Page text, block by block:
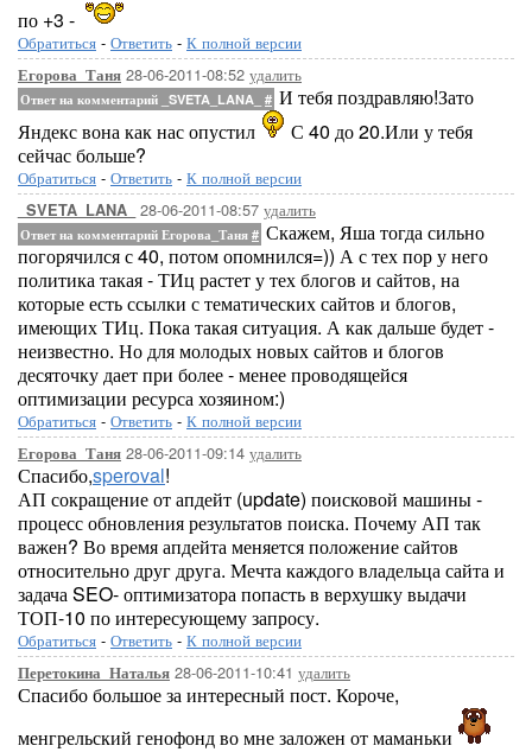
по +3 -
Обратиться - Ответить - К полной версии
Егорова_Таня 28-06-2011-08:52 удалить
Ответ на комментарий _SVETA_LANA_ # И тебя поздравляю!Зато
Яндекс вона как нас опустил
С 40 до 20.Или у тебя
сейчас больше?
Обратиться - Ответить - К полной версии
_SVETA_LANA_ 28-06-2011-08:57 удалить
Ответ на комментарий Егорова_Таня # Скажем, Яша тогда сильно
погорячился с 40, потом опомнился=)) А с тех пор у него
политика такая - ТИц растет у тех блогов и сайтов, на
которые есть ссылки с тематических сайтов и блогов,
имеющих ТИц. Пока такая ситуация. А как дальше будет -
неизвестно. Но для молодых новых сайтов и блогов
десяточку дает при более - менее проводящейся
оптимизации ресурса хозяином:)
Обратиться - Ответить - К полной версии
Егорова_Таня 28-06-2011-09:14 удалить
Спасибо,speroval!
АП сокращение от апдейт (update) поисковой машины -
процесс обновления результатов поиска. Почему АП так
важен? Во время апдейта меняется положение сайтов
относительно друг друга. Мечта каждого владельца сайта и
задача SEO- оптимизатора попасть в верхушку выдачи
ТОП-10 по интересующему запросу.
Обратиться - Ответить - К полной версии
Перетокина_Наталья 28-06-2011-10:41 удалить
Спасибо большое за интересный пост. Короче,
менгрельский генофонд во мне заложен от маманьки